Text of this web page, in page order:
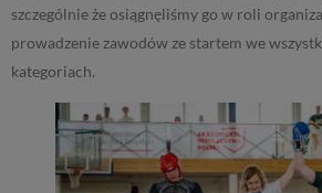
szczególnie że osiągnęliśmy go w roli
prowadzenie zawodów ze startem we
kategoriach.